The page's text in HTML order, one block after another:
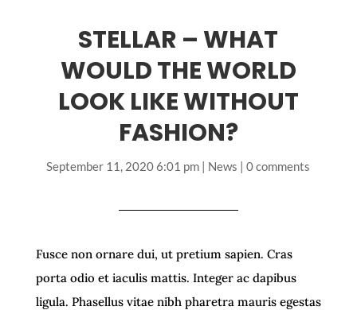
STELLAR – WHAT
WOULD THE WORLD
LOOK LIKE WITHOUT
FASHION?
September 11, 2020 6:01 pm | News |0 comments
Fusce non ornare dui, ut pretium sapien. Cras
porta odio et iaculis mattis. Integer ac dapibus
ligula. Phasellus vitae nibh pharetra mauris egestas